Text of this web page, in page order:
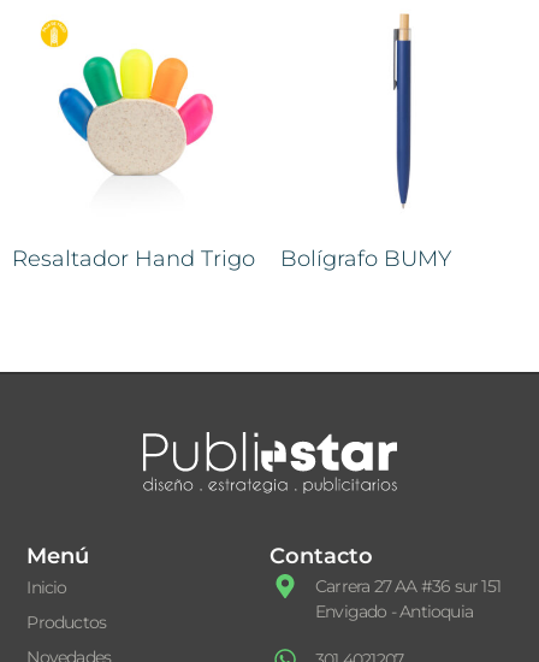
Resaltador Hand Trigo Bolígrafo BUMY
Menú
Inicio
Productos
Contacto
Carrera 27 AA #36 sur 151
Envigado - Antioquia